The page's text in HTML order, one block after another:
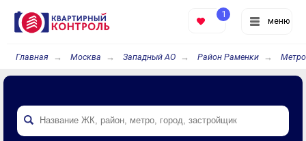
меню
1
Главная Москва Западный АО Район Раменки